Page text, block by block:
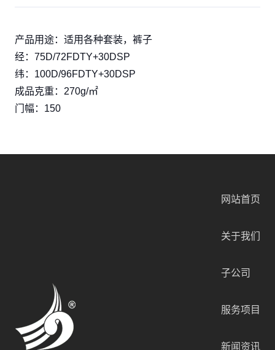
产品用途：适用各种套装，裤子
经：75D/72FDTY+30DSP
纬：100D/96FDTY+30DSP
成品克重：270g/㎡
门幅：150
网站首页
关于我们
子公司
服务项目
新闻资讯